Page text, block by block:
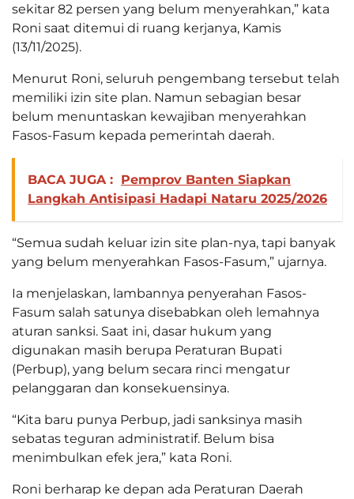
sekitar 82 persen yang belum menyerahkan,” kata
Roni saat ditemui di ruang kerjanya, Kamis
(13/11/2025).
Menurut Roni, seluruh pengembang tersebut telah
memiliki izin site plan. Namun sebagian besar
belum menuntaskan kewajiban menyerahkan
Fasos-Fasum kepada pemerintah daerah.
BACA JUGA : Pemprov Banten Siapkan
Langkah Antisipasi Hadapi Nataru 2025/2026
“Semua sudah keluar izin site plan-nya, tapi banyak
yang belum menyerahkan Fasos-Fasum,” ujarnya.
Ia menjelaskan, lambannya penyerahan Fasos-
Fasum salah satunya disebabkan oleh lemahnya
aturan sanksi. Saat ini, dasar hukum yang
digunakan masih berupa Peraturan Bupati
(Perbup), yang belum secara rinci mengatur
pelanggaran dan konsekuensinya.
“Kita baru punya Perbup, jadi sanksinya masih
sebatas teguran administratif. Belum bisa
menimbulkan efek jera,” kata Roni.
Roni berharap ke depan ada Peraturan Daerah